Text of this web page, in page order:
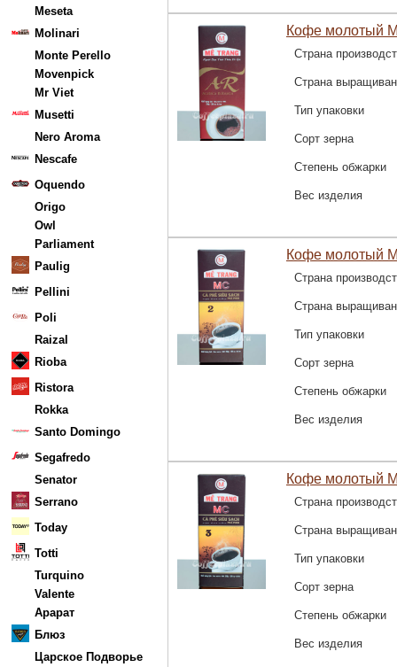
Meseta
Molinari
Monte Perello
Movenpick
Mr Viet
Musetti
Nero Aroma
Nescafe
Oquendo
Origo
Owl
Parliament
Paulig
Pellini
Poli
Raizal
Rioba
Ristora
Rokka
Santo Domingo
Segafredo
Senator
Serrano
Today
Totti
Turquino
Valente
Арарат
Блюз
Царское Подворье
Кофе молотый
Страна
Страна
Тип упаковки
Сорт зерна
Степень обжарки
Вес изделия
Кофе молотый
Страна
Страна
Тип упаковки
Сорт зерна
Степень обжарки
Вес изделия
Кофе молотый
Страна
Страна
Тип упаковки
Сорт зерна
Степень обжарки
Вес изделия